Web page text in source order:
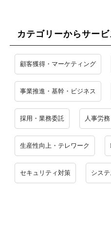
カテゴリーからサー
顧客獲得・マーケティング
事業推進・基幹・ビジネス
採用・業務委託 人事労
生産性向上・テレワーク
セキュリティ対策 シス